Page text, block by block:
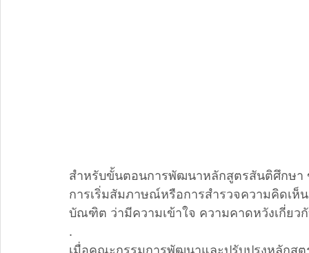
สำหรับขั้นตอนการพัฒนาหลักสูตรสันติศึกษ
การเริ่มสัมภาษณ์หรือการสำรวจความคิดเห็
บัณฑิต ว่ามีความเข้าใจ ความคาดหวังเกี่ย
.
เมื่อคณะกรรมการพัฒนาและปรับปรุงหลักสู